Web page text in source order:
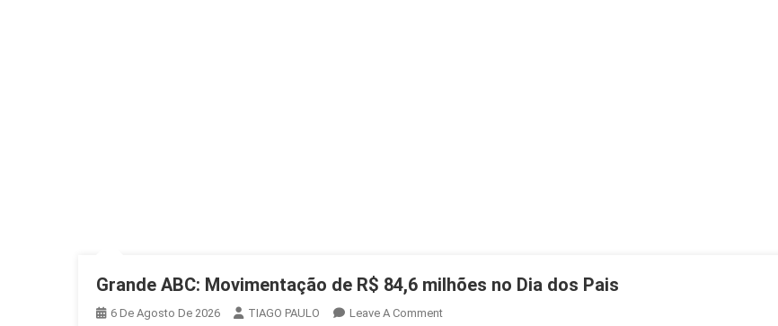
Grande ABC: Movimentação de R$ 84,6 milhões no Dia dos Pais
6 De Agosto De 2026 TIAGO PAULO Leave A CommentOn